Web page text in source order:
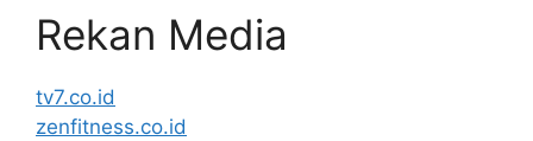
Rekan Media
tv7.co.id
zenfitness.co.id